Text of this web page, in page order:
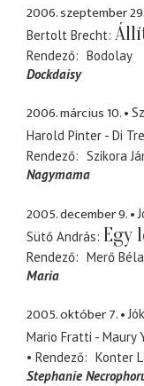
2006. szeptember 29.
Bertolt Brecht
Rendező
Bodolay
Dockdaisy
2006. március 10.
Harold Pinter - Di
Rendező
Szikora
Nagymama
2005. december 9.
Sütő András Egy
Rendező
Merő Béla
Maria
2005. október 7.
Mario Fratti - Maury
Rendező
Konter
Stephanie